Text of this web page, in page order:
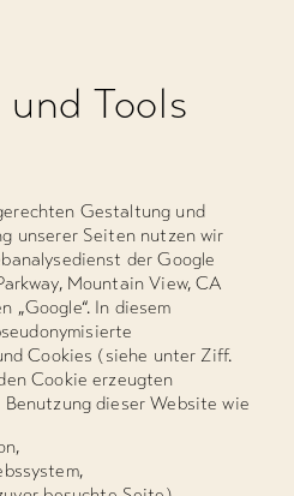
Tools
Gestaltung und
unserer Seiten nutzen wir
der Google
Mountain View, CA
„Google“. In diesem
Cookies (siehe unter Ziff.
Cookie erzeugten
dieser Website wie